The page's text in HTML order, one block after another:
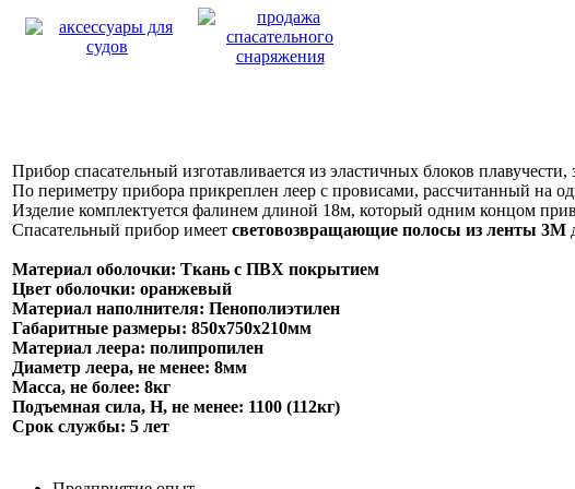
Прибор спасательный изготавливается из эластичных блоков
По периметру прибора прикреплен леер с провисами, рассчитанный на
Изделие комплектуется фалинем длиной 18м, который одним концом
Спасательный прибор имеет световозвращающие полосы из ленты 3М
Материал оболочки: Ткань с ПВХ покрытием
Цвет оболочки: оранжевый
Материал наполнителя: Пенополиэтилен
Габаритные размеры: 850х750х210мм
Материал леера: полипропилен
Диаметр леера, не менее: 8мм
Масса, не более: 8кг
Подъемная сила, Н, не менее: 1100 (112кг)
Срок службы: 5 лет